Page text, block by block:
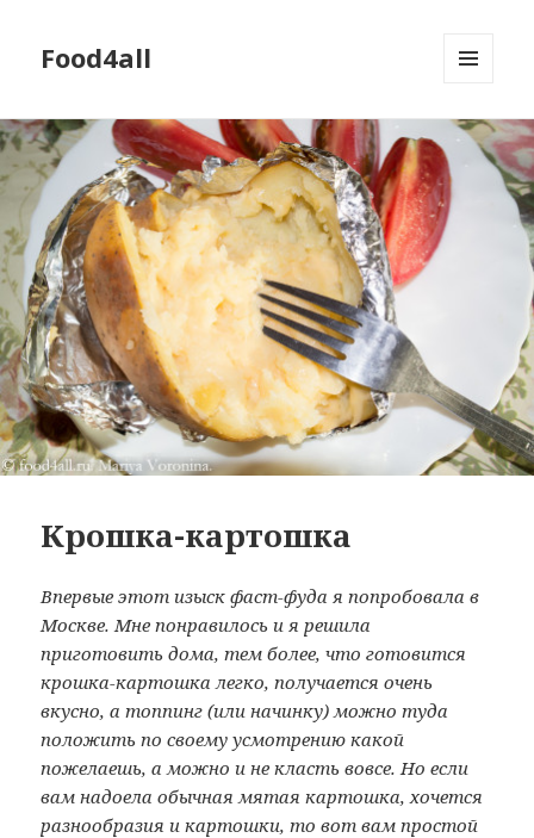
Food4all
ВИДЖЕТЫ
Крошка-картошка
Впервые этот изыск фаст-фуда я попробовала в
Москве. Мне понравилось и я решила
приготовить дома, тем более, что готовится
крошка-картошка легко, получается очень
вкусно, а топпинг (или начинку) можно туда
положить по своему усмотрению какой
пожелаешь, а можно и не класть вовсе. Но если
вам надоела обычная мятая картошка, хочется
разнообразия и картошки, то вот вам простой